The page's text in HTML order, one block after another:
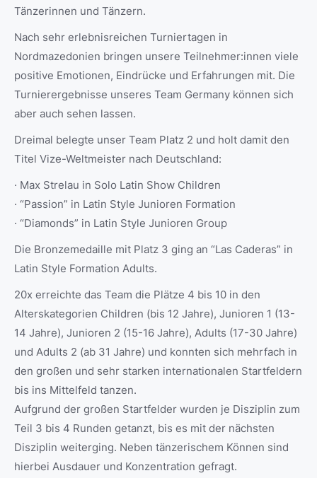
Tänzerinnen und Tänzern.
Nach sehr erlebnisreichen Turniertagen in
Nordmazedonien bringen unsere Teilnehmer:innen viele
positive Emotionen, Eindrücke und Erfahrungen mit. Die
Turnierergebnisse unseres Team Germany können sich
aber auch sehen lassen.
Dreimal belegte unser Team Platz 2 und holt damit den
Titel Vize-Weltmeister nach Deutschland:
· Max Strelau in Solo Latin Show Children
· “Passion” in Latin Style Junioren Formation
· “Diamonds” in Latin Style Junioren Group
Die Bronzemedaille mit Platz 3 ging an “Las Caderas” in
Latin Style Formation Adults.
20x erreichte das Team die Plätze 4 bis 10 in den
Alterskategorien Children (bis 12 Jahre), Junioren 1 (13-
14 Jahre), Junioren 2 (15-16 Jahre), Adults (17-30 Jahre)
und Adults 2 (ab 31 Jahre) und konnten sich mehrfach in
den großen und sehr starken internationalen Startfeldern
bis ins Mittelfeld tanzen.
Aufgrund der großen Startfelder wurden je Disziplin zum
Teil 3 bis 4 Runden getanzt, bis es mit der nächsten
Disziplin weiterging. Neben tänzerischem Können sind
hierbei Ausdauer und Konzentration gefragt.